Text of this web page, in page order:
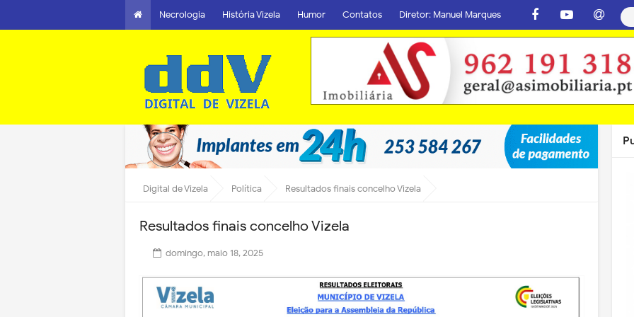
Necrologia História Vizela Humor Contatos Diretor: Manuel Marques
Digital de Vizela Política Resultados finais concelho Vizela
Resultados finais concelho Vizela
domingo, maio 18, 2025